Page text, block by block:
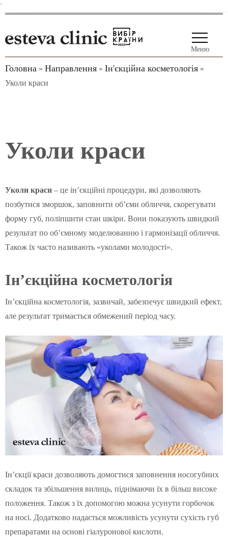
`
Меню
Головна » Направлення » Ін'єкційна косметологія »
Уколи краси
Уколи краси
Уколи краси – це ін’єкційні процедури, які дозволяють
позбутися зморшок, заповнити об’єми обличчя, скорегувати
форму губ, поліпшити стан шкіри. Вони показують швидкий
результат по об’ємному моделюванню і гармонізації обличчя.
Також їх часто називають «уколами молодості».
Ін’єкційна косметологія
Ін’єкційна косметологія, зазвичай, забезпечує швидкий ефект,
але результат тримається обмежений період часу.
Ін’єкції краси дозволяють домогтися заповнення носогубних
складок та збільшення вилиць, піднімаючи їх в більш високе
положення. Також з їх допомогою можна усунути горбочок
на носі. Додатково надається можливість усунути сухість губ
препаратами на основі гіалуронової кислоти.